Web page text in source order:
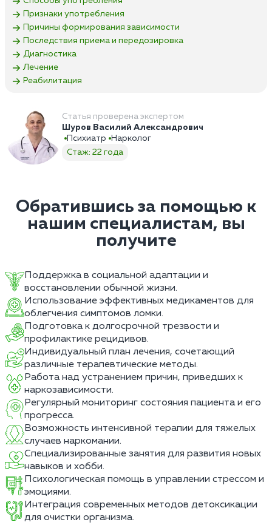
Признаки употребления
Причины формирования зависимости
Последствия приема и передозировка
Диагностика
Лечение
Реабилитация
Статья проверена экспертом
Шуров Василий Александрович
Психиатр
Нарколог
Стаж: 22 года
Обратившись за помощью к
нашим специалистам, вы
получите
Поддержка в социальной адаптации и
восстановлении обычной жизни.
Использование эффективных медикаментов для
облегчения симптомов ломки.
Подготовка к долгосрочной трезвости и
профилактике рецидивов.
Индивидуальный план лечения, сочетающий
различные терапевтические методы.
Работа над устранением причин, приведших к
наркозависимости.
Регулярный мониторинг состояния пациента и его
прогресса.
Возможность интенсивной терапии для тяжелых
случаев наркомании.
Специализированные занятия для развития новых
навыков и хобби.
Психологическая помощь в управлении стрессом и
эмоциями.
Интеграция современных методов детоксикации
для очистки организма.